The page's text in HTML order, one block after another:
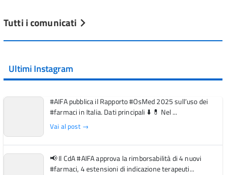
Tutti i comunicati
Ultimi Instagram
#AIFA pubblica il Rapporto #OsMed 2025 sull’uso dei
#farmaci in Italia. Dati principali ⬇️ 💊 Nel ...
Vai al post →
📢 Il CdA #AIFA approva la rimborsabilità di 4 nuovi
#farmaci, 4 estensioni di indicazione terapeuti...